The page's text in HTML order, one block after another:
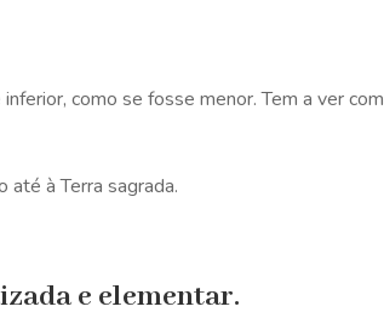
como se fosse menor. Tem a ver com
à Terra sagrada.
e elementar.